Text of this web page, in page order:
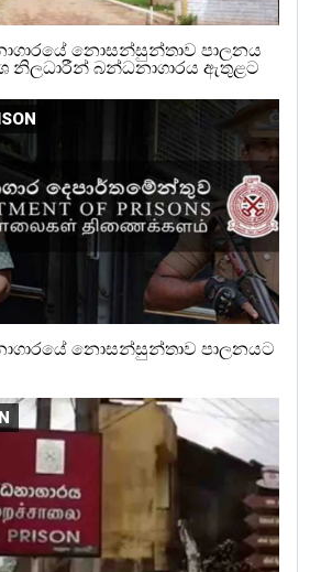
නොසන්සුන්තාව පාලනය
නිලධාරීන් බන්ධනාගාරය ඇතුළට
නොසන්සුන්තාව පාලනයට